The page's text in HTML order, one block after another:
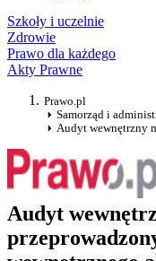
Szkoły i uczelnie
Zdrowie
Prawo dla każdego
Akty Prawne
Prawo.pl
Samorząd i
Audyt wewnętrzny
Audyt